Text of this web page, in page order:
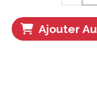
Ajouter